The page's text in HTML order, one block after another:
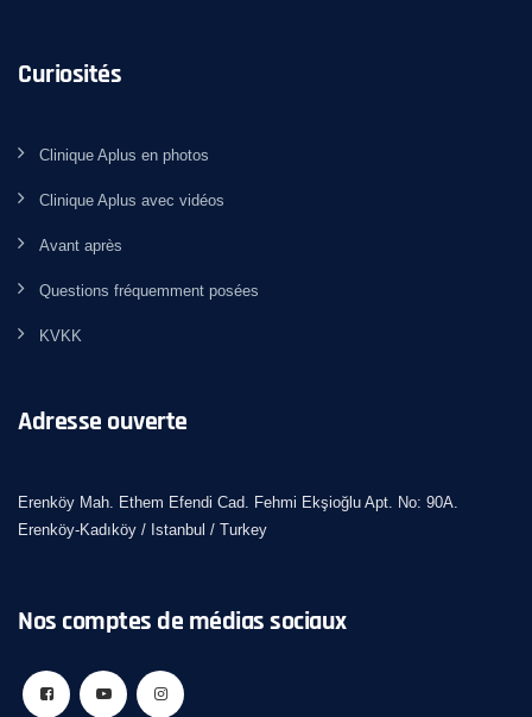
Curiosités
Clinique Aplus en photos
Clinique Aplus avec vidéos
Avant après
Questions fréquemment posées
KVKK
Adresse ouverte
Erenköy Mah. Ethem Efendi Cad. Fehmi Ekşioğlu Apt. No: 90A.
Erenköy-Kadıköy / Istanbul / Turkey
Nos comptes de médias sociaux